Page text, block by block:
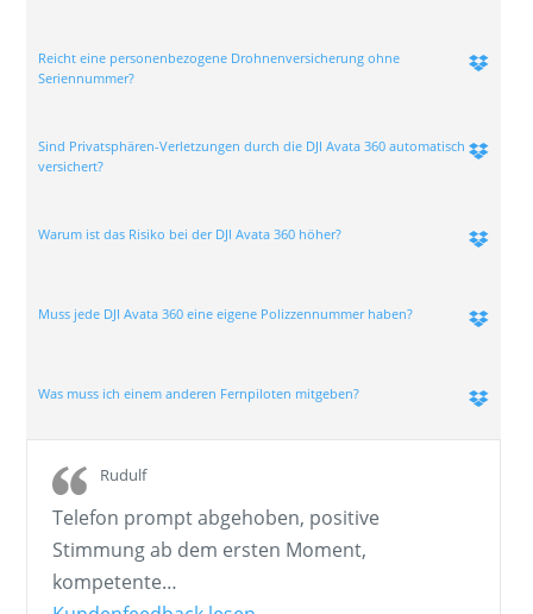
Reicht eine personenbezogene Drohnenversicherung ohne
Seriennummer?
Sind Privatsphären-Verletzungen durch die DJI Avata 360 automatisch
versichert?
Warum ist das Risiko bei der DJI Avata 360 höher?
Muss jede DJI Avata 360 eine eigene Polizzennummer haben?
Was muss ich einem anderen Fernpiloten mitgeben?
Rudulf
Telefon prompt abgehoben, positive
Stimmung ab dem ersten Moment,
kompetente…